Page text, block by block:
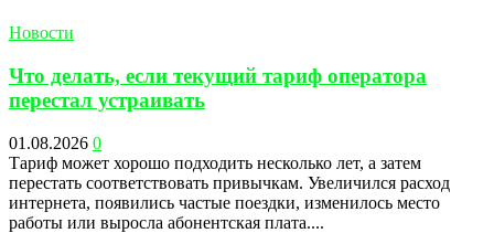
Новости
Что делать, если текущий тариф оператора
перестал устраивать
01.08.2026 0
Тариф может хорошо подходить несколько лет, а затем
перестать соответствовать привычкам. Увеличился расход
интернета, появились частые поездки, изменилось место
работы или выросла абонентская плата....